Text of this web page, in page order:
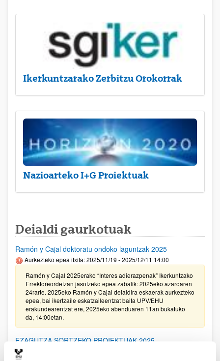
Ikerkuntzarako Zerbitzu Orokorrak
Nazioarteko I+G Proiektuak
Deialdi gaurkotuak
Ramón y Cajal doktoratu ondoko laguntzak 2025
Aurkezteko epea itxita: 2025/11/19 - 2025/12/11 14:00
Ramón y Cajal 2025erako “Interes adierazpenak” Ikerkuntzako
Errektoreordetzan jasotzeko epea zabalik: 2025eko azaroaren
24rarte. 2025eko Ramón y Cajal deialdira eskaerak aurkezteko
epea, bai ikertzaile eskatzaileentzat baita UPV/EHU
erakundearentzat ere, 2025eko abenduaren 11an bukatuko
da, 14:00etan.
EZAGUTZA SORTZEKO PROIEKTUAK 2025